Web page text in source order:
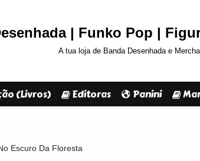
| Funko Pop |
A tua loja de Banda Desenhada e
(Livros) Editoras Panini
Escuro Da Floresta